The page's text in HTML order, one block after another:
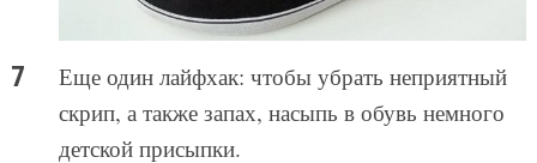
Еще один лайфхак: чтобы убрать неприятный
скрип, а также запах, насыпь в обувь немного
детской присыпки.